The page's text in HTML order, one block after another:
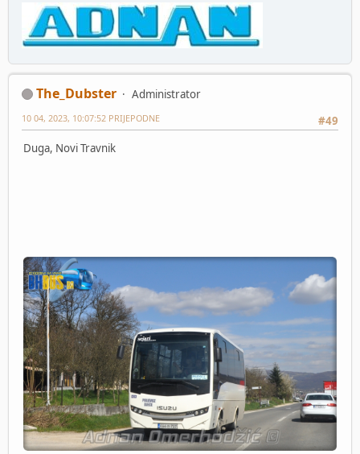
The_Dubster
Administrator
#49
10 04, 2023, 10:07:52 PRIJEPODNE
Duga, Novi Travnik